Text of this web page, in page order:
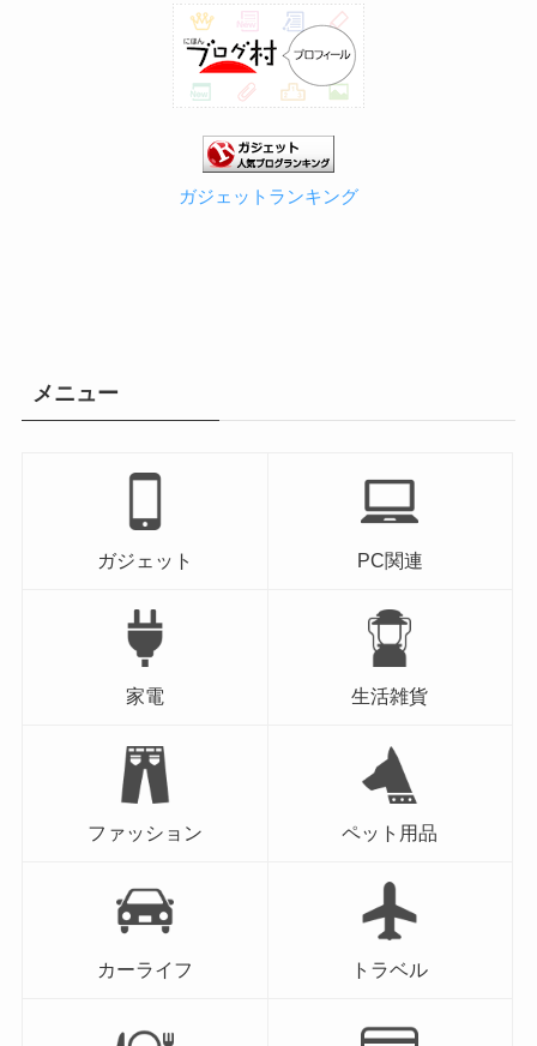
ガジェットランキング
メニュー
ガジェット PC関連
家電 生活雑貨
ファッション ペット用品
カーライフ トラベル